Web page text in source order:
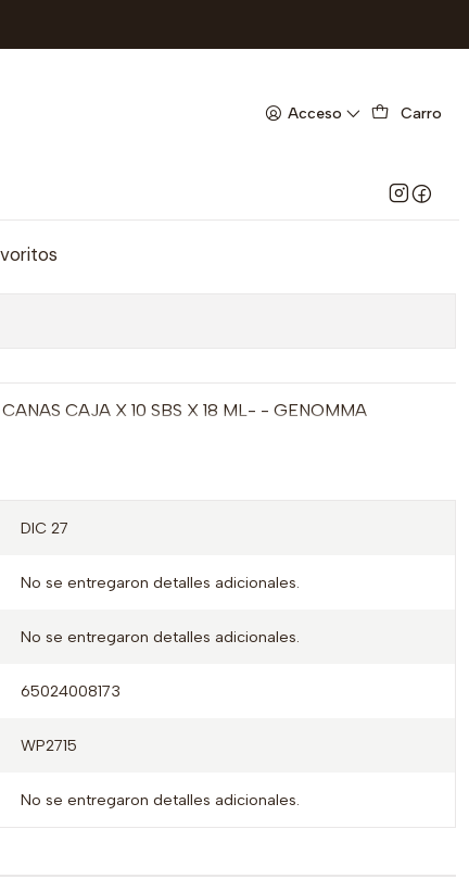
Acceso Carro
UBI *22-C
ANTI CANAS CAJA
- GENOMMA- UBI *22-C
CAJA X 10 SBS X 18 ML- - GENOMMA
DIC 27
No se entregaron detalles adicionales.
No se entregaron detalles adicionales.
65024008173
WP2715
No se entregaron detalles adicionales.